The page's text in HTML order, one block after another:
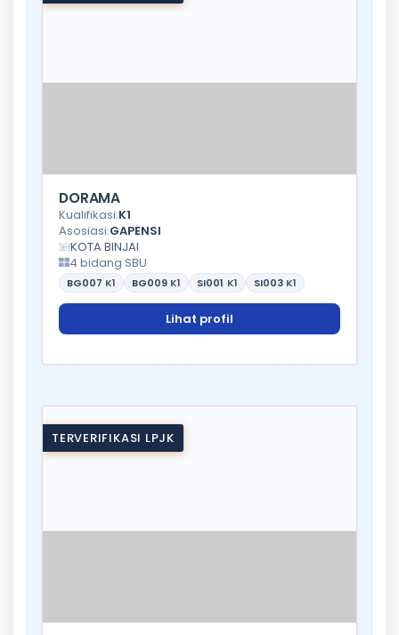
DORAMA
Kualifikasi:K1
Asosiasi:GAPENSI
KOTA BINJAI
4 bidang SBU
BG007 K1 BG009 K1 SI001 K1 SI003 K1
Lihat profil
TERVERIFIKASI LPJK